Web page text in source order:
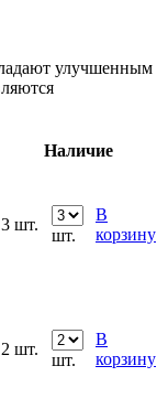
улучшенным
Наличие
3 шт.
шт.
В
корзину
2 шт.
шт.
В
корзину